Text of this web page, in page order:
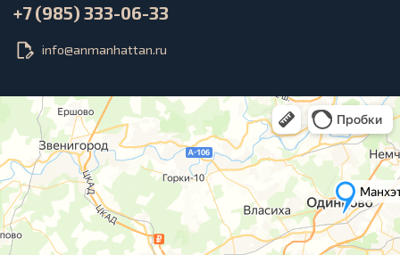
+7 (985) 333-06-33
info@anmanhattan.ru